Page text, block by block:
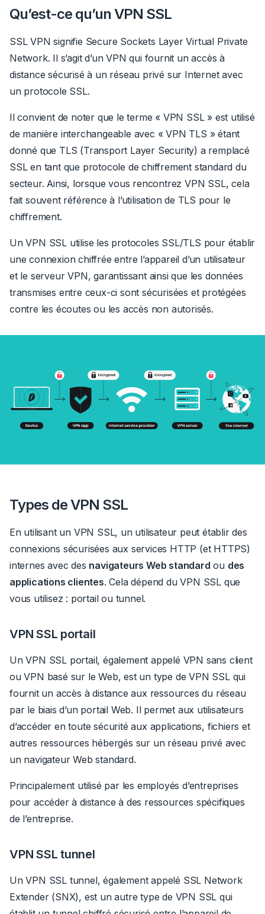
Qu’est-ce qu’un VPN SSL
SSL VPN signifie Secure Sockets Layer Virtual Private
Network. Il s’agit d’un VPN qui fournit un accès à
distance sécurisé à un réseau privé sur Internet avec
un protocole SSL.
Il convient de noter que le terme « VPN SSL » est utilisé
de manière interchangeable avec « VPN TLS » étant
donné que TLS (Transport Layer Security) a remplacé
SSL en tant que protocole de chiffrement standard du
secteur. Ainsi, lorsque vous rencontrez VPN SSL, cela
fait souvent référence à l’utilisation de TLS pour le
chiffrement.
Un VPN SSL utilise les protocoles SSL/TLS pour établir
une connexion chiffrée entre l’appareil d’un utilisateur
et le serveur VPN, garantissant ainsi que les données
transmises entre ceux-ci sont sécurisées et protégées
contre les écoutes ou les accès non autorisés.
Types de VPN SSL
En utilisant un VPN SSL, un utilisateur peut établir des
connexions sécurisées aux services HTTP (et HTTPS)
internes avec des navigateurs Web standard ou des
applications clientes. Cela dépend du VPN SSL que
vous utilisez : portail ou tunnel.
VPN SSL portail
Un VPN SSL portail, également appelé VPN sans client
ou VPN basé sur le Web, est un type de VPN SSL qui
fournit un accès à distance aux ressources du réseau
par le biais d’un portail Web. Il permet aux utilisateurs
d’accéder en toute sécurité aux applications, fichiers et
autres ressources hébergés sur un réseau privé avec
un navigateur Web standard.
Principalement utilisé par les employés d’entreprises
pour accéder à distance à des ressources spécifiques
de l’entreprise.
VPN SSL tunnel
Un VPN SSL tunnel, également appelé SSL Network
Extender (SNX), est un autre type de VPN SSL qui